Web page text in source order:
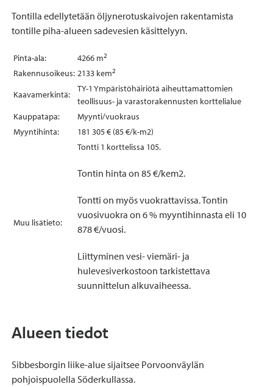
Tontilla edellytetään öljynerotuskaivojen rakentamista
tontille piha-alueen sadevesien käsittelyyn.
Pinta-ala: 4266 m2
Rakennusoikeus: 2133 kem2
Kaavamerkintä:
TY-1 Ympäristöhäiriötä aiheuttamattomien
teollisuus- ja varastorakennusten korttelialue
Kauppatapa:
Myynti/vuokraus
Myyntihinta:
181 305 € (85 €/k-m2)
Muu lisätieto:
Tontti 1 korttelissa 105.
Tontin hinta on 85 €/kem2.
Tontti on myös vuokrattavissa. Tontin
vuosivuokra on 6 % myyntihinnasta eli 10
878 €/vuosi.
Liittyminen vesi- viemäri- ja
hulevesiverkostoon tarkistettava
suunnittelun alkuvaiheessa.
Alueen tiedot
Sibbesborgin liike-alue sijaitsee Porvoonväylän
pohjoispuolella Söderkullassa.